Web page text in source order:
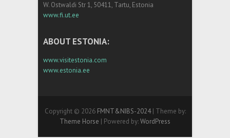
W. Ostwaldi Str 1, 50411, Tartu, Estonia
www.fi.ut.ee
ABOUT ESTONIA:
www.visitestonia.com
www.estonia.ee
Copyright © 2026 FMNT&NIBS-2024| Theme by:
Theme Horse | Powered by:WordPress